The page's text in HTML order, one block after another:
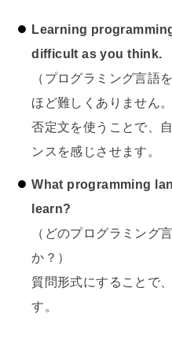
Learning
difficult as you think.
（プログラミング言語
ほど難しくありません。
否定文を使うことで、
ンスを感じさせます。
What programming
learn?
（どのプログラミング
か？）
質問形式にすることで
す。